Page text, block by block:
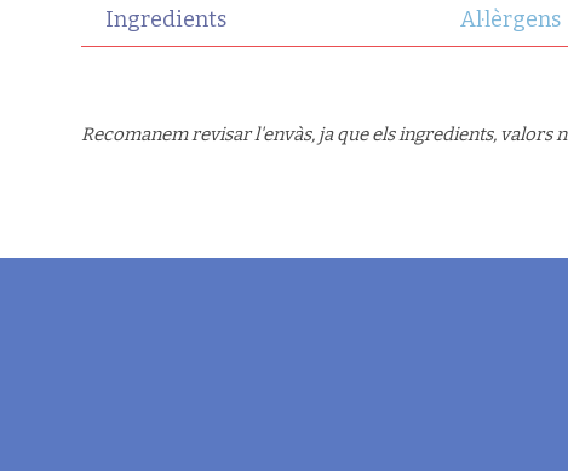
Ingredients Al·lèrgens
Recomanem revisar l'envàs, ja que els ingredients, valors